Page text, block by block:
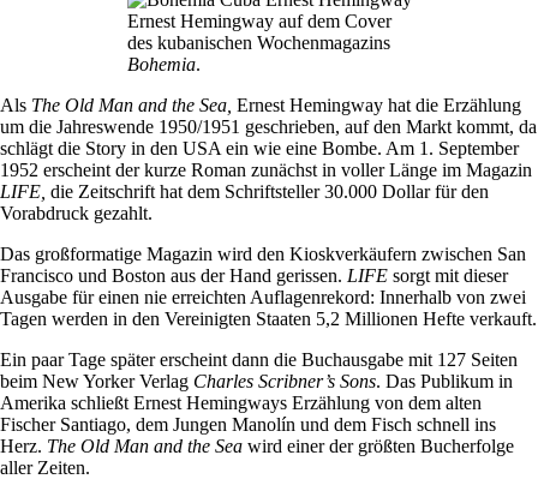
Ernest Hemingway auf dem Cover
des kubanischen Wochenmagazins
Bohemia.
Als The Old Man and the Sea, Ernest Hemingway hat die Erzählung
um die Jahreswende 1950/1951 geschrieben, auf den Markt kommt, da
schlägt die Story in den USA ein wie eine Bombe. Am 1. September
1952 erscheint der kurze Roman zunächst in voller Länge im Magazin
LIFE, die Zeitschrift hat dem Schriftsteller 30.000 Dollar für den
Vorabdruck gezahlt.
Das großformatige Magazin wird den Kioskverkäufern zwischen San
Francisco und Boston aus der Hand gerissen. LIFE sorgt mit dieser
Ausgabe für einen nie erreichten Auflagenrekord: Innerhalb von zwei
Tagen werden in den Vereinigten Staaten 5,2 Millionen Hefte verkauft.
Ein paar Tage später erscheint dann die Buchausgabe mit 127 Seiten
beim New Yorker Verlag Charles Scribner’s Sons. Das Publikum in
Amerika schließt Ernest Hemingways Erzählung von dem alten
Fischer Santiago, dem Jungen Manolín und dem Fisch schnell ins
Herz. The Old Man and the Sea wird einer der größten Bucherfolge
aller Zeiten.